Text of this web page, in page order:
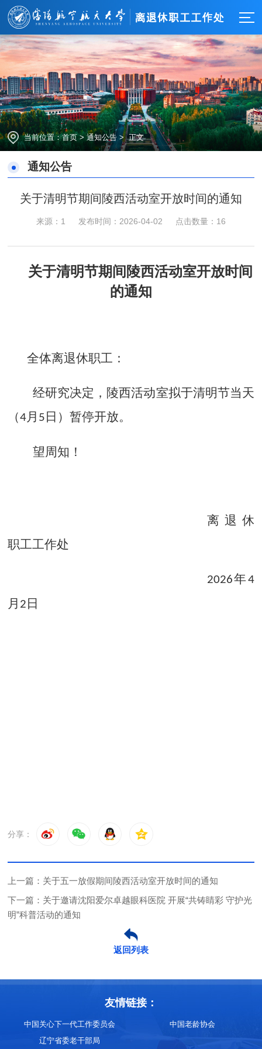
当前位置：首页>通知公告> 正文
通知公告
关于清明节期间陵西活动室开放时间的通知
来源：1 发布时间：2026-04-02 点击数量： 16
关于清明节期间陵西活动室开放时间
的通知
全体离退休职工：
经研究决定，陵西活动室拟于清明节当天
（4月 5 日）暂停开放。
望周知！
离退休
职工工作处
2026年4
月 2 日
分享：
上一篇：关于五一放假期间陵西活动室开放时间的通知
下一篇：关于邀请沈阳爱尔卓越眼科医院 开展“共铸睛彩 守护光
明”科普活动的通知
返回列表
友情链接：
中国关心下一代工作委员会
中国老龄协会
辽宁省委老干部局